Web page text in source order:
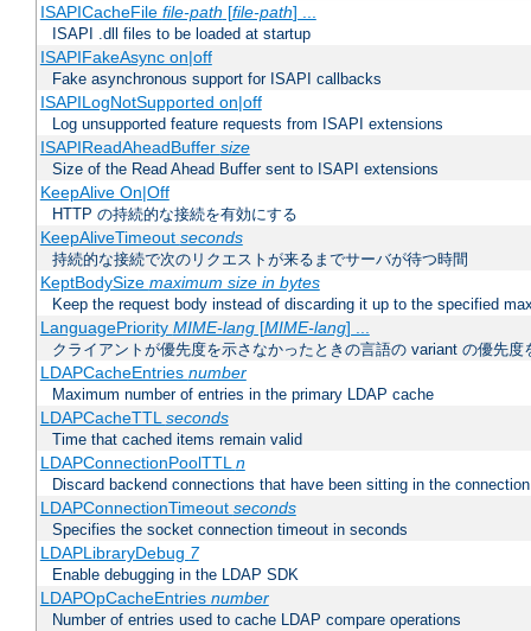
ISAPICacheFile file-path [file-path] ...
ISAPI .dll files to be loaded at startup
ISAPIFakeAsync on|off
Fake asynchronous support for ISAPI callbacks
ISAPILogNotSupported on|off
Log unsupported feature requests from ISAPI extensions
ISAPIReadAheadBuffer size
Size of the Read Ahead Buffer sent to ISAPI extensions
KeepAlive On|Off
HTTP の持続的な接続を有効にする
KeepAliveTimeout seconds
持続的な接続で次のリクエストが来るまでサーバが待つ時間
KeptBodySize maximum size in bytes
Keep the request body instead of discarding it up to the specified
LanguagePriority MIME-lang[MIME-lang] ...
クライアントが優先度を示さなかったときの言語の variant の優先度
LDAPCacheEntries number
Maximum number of entries in the primary LDAP cache
LDAPCacheTTLseconds
Time that cached items remain valid
LDAPConnectionPoolTTLn
Discard backend connections that have been sitting in the
LDAPConnectionTimeout seconds
Specifies the socket connection timeout in seconds
LDAPLibraryDebug 7
Enable debugging in the LDAP SDK
LDAPOpCacheEntries number
Number of entries used to cache LDAP compare operations